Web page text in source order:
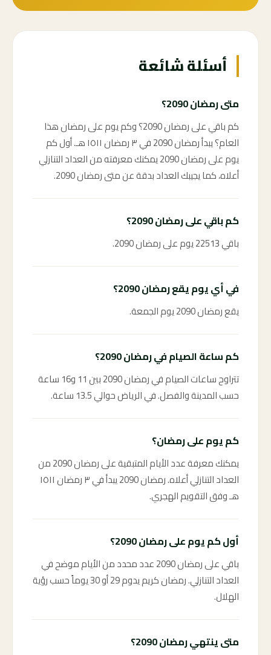
أسئلة شائعة
متى رمضان 2090؟
كم باقي على رمضان 2090؟ وكم يوم على رمضان هذا
العام؟ يبدأ رمضان 2090 في ٣ رمضان ١٥١١ هـ. أول كم
يوم على رمضان 2090 يمكنك معرفته من العداد التنازلي
أعلاه، كما يجيبك العداد بدقة عن متى رمضان 2090.
كم باقي على رمضان 2090؟
باقي 22513 يوم على رمضان 2090.
في أي يوم يقع رمضان 2090؟
يقع رمضان 2090 يوم الجمعة.
كم ساعة الصيام في رمضان 2090؟
تتراوح ساعات الصيام في رمضان 2090 بين 11 و16 ساعة
حسب المدينة والفصل. في الرياض حوالي 13.5 ساعة.
كم يوم على رمضان؟
يمكنك معرفة عدد الأيام المتبقية على رمضان 2090 من
العداد التنازلي أعلاه. رمضان 2090 يبدأ في ٣ رمضان ١٥١١
هـ وفق التقويم الهجري.
أول كم يوم على رمضان 2090؟
باقي على رمضان 2090 عدد محدد من الأيام موضح في
العداد التنازلي. رمضان كريم يدوم 29 أو 30 يوماً حسب رؤية
الهلال.
متى ينتهي رمضان 2090؟